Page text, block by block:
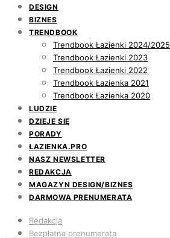
DESIGN
BIZNES
TRENDBOOK
Trendbook Łazienki 2024/2025
Trendbook Łazienki 2023
Trendbook Łazienki 2022
Trendbook Łazienka 2021
Trendbook Łazienka 2020
LUDZIE
DZIEJE SIĘ
PORADY
ŁAZIENKA.PRO
NASZ NEWSLETTER
REDAKCJA
MAGAZYN DESIGN/BIZNES
DARMOWA PRENUMERATA
Redakcja
Bezpłatna prenumerata